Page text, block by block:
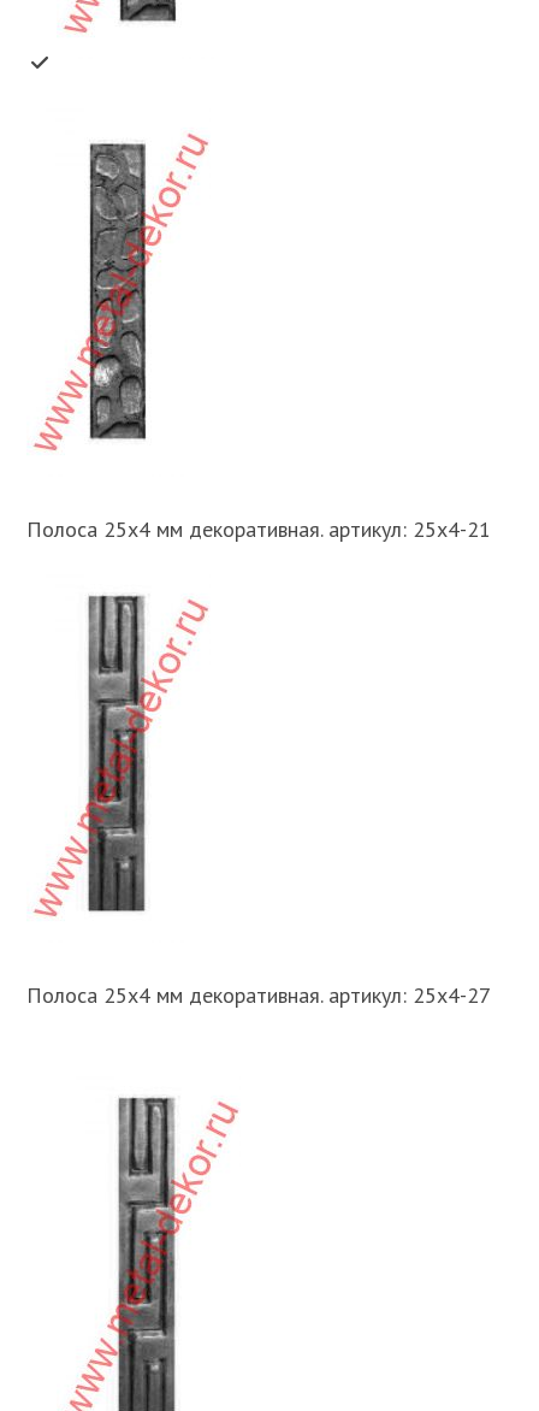
Полоса 25х4 мм декоративная. артикул: 25х4-21
Полоса 25х4 мм декоративная. артикул: 25х4-27